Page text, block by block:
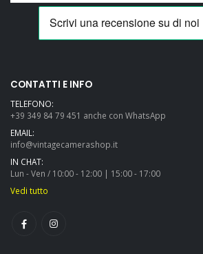
CONTATTI E INFO
TELEFONO:
+39 349 84 79 451 anche con WhatsApp
EMAIL:
info@vintagecamerashop.it
IN CHAT:
Lun - Ven / 10:00 - 12:00 | 15:00 - 17:00
Vedi tutto